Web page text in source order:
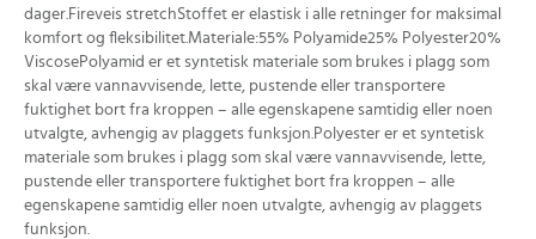
dager.Fireveis stretchStoffet er elastisk i alle retninger for maksimal
komfort og fleksibilitet.Materiale:55% Polyamide25% Polyester20%
ViscosePolyamid er et syntetisk materiale som brukes i plagg som
skal være vannavvisende, lette, pustende eller transportere
fuktighet bort fra kroppen – alle egenskapene samtidig eller noen
utvalgte, avhengig av plaggets funksjon.Polyester er et syntetisk
materiale som brukes i plagg som skal være vannavvisende, lette,
pustende eller transportere fuktighet bort fra kroppen – alle
egenskapene samtidig eller noen utvalgte, avhengig av plaggets
funksjon.